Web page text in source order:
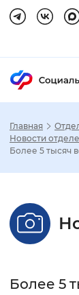
Главная
Новости
Более 5 тысяч
Более 5